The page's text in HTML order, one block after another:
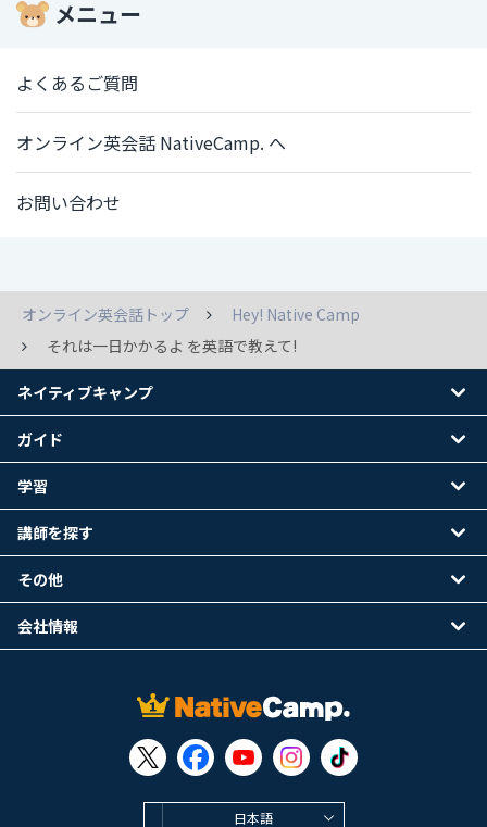
メニュー
よくあるご質問
オンライン英会話 NativeCamp. へ
お問い合わせ
オンライン英会話トップ
Hey! Native Camp
それは一日かかるよ を英語で教えて!
日本語
ネイティブキャンプ
ガイド
学習
講師を探す
その他
会社情報